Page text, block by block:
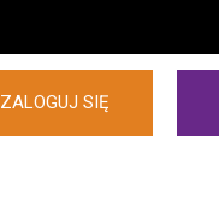
ZALOGUJ SIĘ